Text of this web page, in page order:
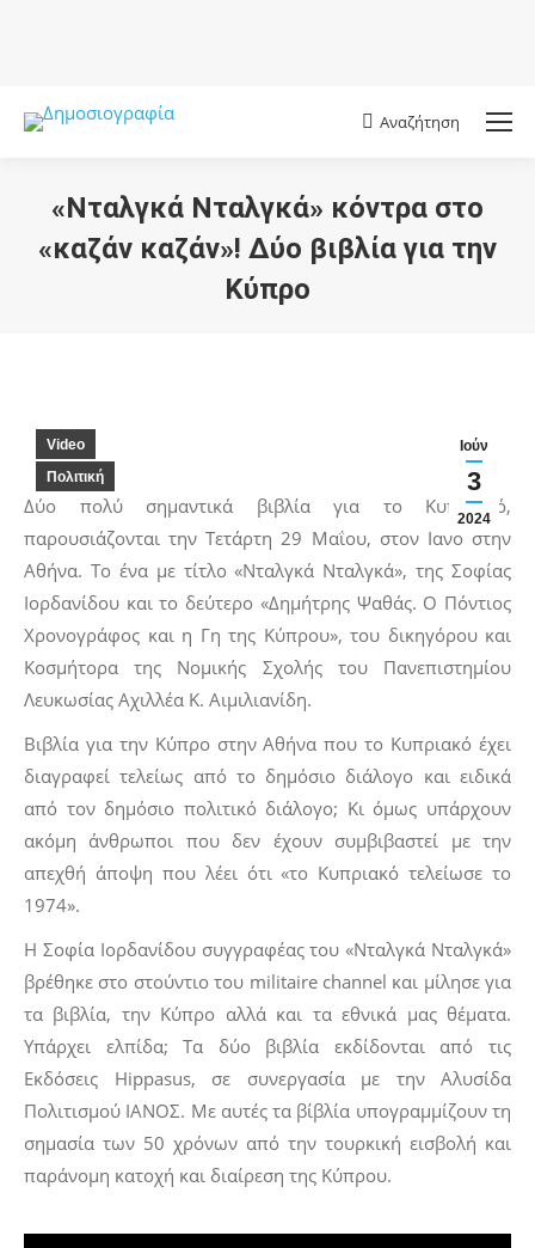
Search:
Αναζήτηση
«Νταλγκά Νταλγκά» κόντρα στο
«καζάν καζάν»! Δύο βιβλία για την
Κύπρο
Ιούν
3
2024
Video
Πολιτική
Δύο πολύ σημαντικά βιβλία για το Κυπριακό,
παρουσιάζονται την Τετάρτη 29 Μαΐου, στον Ιανό στην
Αθήνα. Το ένα με τίτλο «Νταλγκά Νταλγκά», της Σοφίας
Ιορδανίδου και το δεύτερο «Δημήτρης Ψαθάς. Ο Πόντιος
Χρονογράφος και η Γη της Κύπρου», του δικηγόρου και
Κοσμήτορα της Νομικής Σχολής του Πανεπιστημίου
Λευκωσίας Αχιλλέα Κ. Αιμιλιανίδη.
Βιβλία για την Κύπρο στην Αθήνα που το Κυπριακό έχει
διαγραφεί τελείως από το δημόσιο διάλογο και ειδικά
από τον δημόσιο πολιτικό διάλογο; Κι όμως υπάρχουν
ακόμη άνθρωποι που δεν έχουν συμβιβαστεί με την
απεχθή άποψη που λέει ότι «το Κυπριακό τελείωσε το
1974».
Η Σοφία Ιορδανίδου συγγραφέας του «Νταλγκά Νταλγκά»
βρέθηκε στο στούντιο του militaire channel και μίλησε για
τα βιβλία, την Κύπρο αλλά και τα εθνικά μας θέματα.
Υπάρχει ελπίδα; Τα δύο βιβλία εκδίδονται από τις
Εκδόσεις Hippasus, σε συνεργασία με την Αλυσίδα
Πολιτισμού ΙΑΝΟΣ. Με αυτές τα βίβλία υπογραμμίζουν τη
σημασία των 50 χρόνων από την τουρκική εισβολή και
παράνομη κατοχή και διαίρεση της Κύπρου.